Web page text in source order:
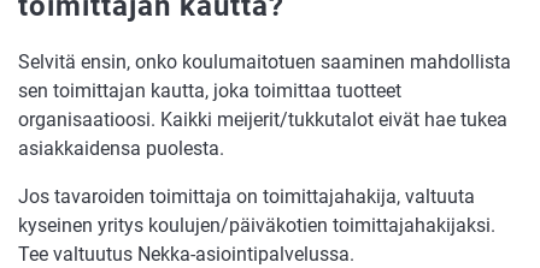
Selvitä ensin, onko koulumaitotuen saaminen mahdollista
sen toimittajan kautta, joka toimittaa tuotteet
organisaatioosi. Kaikki meijerit/tukkutalot eivät hae tukea
asiakkaidensa puolesta.
Jos tavaroiden toimittaja on toimittajahakija, valtuuta
kyseinen yritys koulujen/päiväkotien toimittajahakijaksi.
Tee valtuutus Nekka-asiointipalvelussa.